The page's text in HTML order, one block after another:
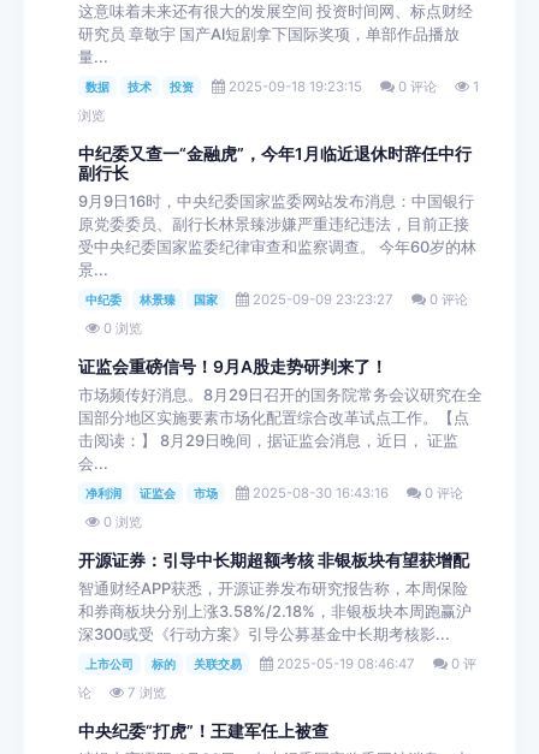
这意味着未来还有很大的发展空间 投资时间网、标点财经
研究员 章敬宇 国产AI短剧拿下国际奖项，单部作品播放
量...
数据 技术 投资 2025-09-18 19:23:15 0 评论
1
浏览
中纪委又查一“金融虎”，今年1月临近退休时辞任中行
副行长
9月9日16时，中央纪委国家监委网站发布消息：中国银行
原党委委员、副行长林景臻涉嫌严重违纪违法，目前正接
受中央纪委国家监委纪律审查和监察调查。 今年60岁的林
景...
中纪委 林景臻 国家 2025-09-09 23:23:27
0 评论
0 浏览
证监会重磅信号！9月A股走势研判来了！
市场频传好消息。8月29日召开的国务院常务会议研究在全
国部分地区实施要素市场化配置综合改革试点工作。【点
击阅读：】 8月29日晚间，据证监会消息，近日， 证监
会...
净利润 证监会 市场 2025-08-30 16:43:16
0 评论
0 浏览
开源证券：引导中长期超额考核 非银板块有望获增配
智通财经APP获悉，开源证券发布研究报告称，本周保险
和券商板块分别上涨3.58%/2.18%，非银板块本周跑赢沪
深300或受《行动方案》引导公募基金中长期考核影...
上市公司 标的 关联交易 2025-05-19 08:46:47
0 评
论
7 浏览
中央纪委“打虎”！王建军任上被查